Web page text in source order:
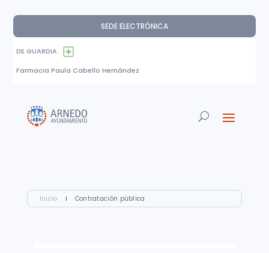
SEDE ELECTRÓNICA
DE GUARDIA
Farmacia Paula Cabello Hernández
Inicio I Contratación pública